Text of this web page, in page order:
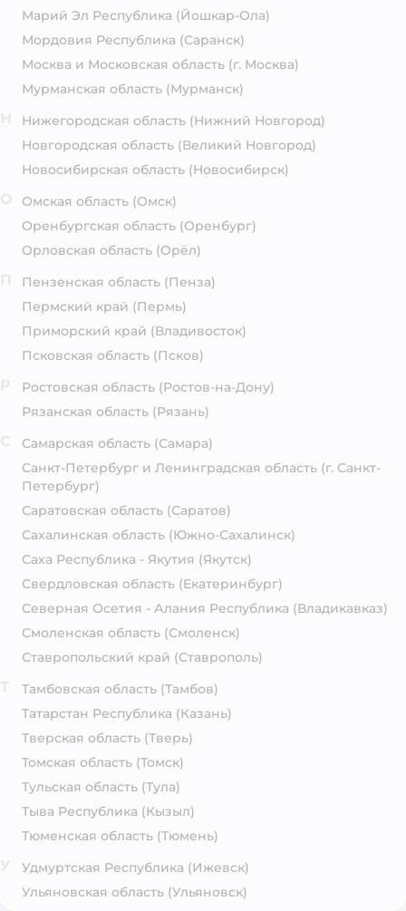
Марий Эл Республика (Йошкар-Ола)
Мордовия Республика (Саранск)
Москва и Московская область (г. Москва)
Мурманская область (Мурманск)
Нижегородская область (Нижний Новгород)
Новгородская область (Великий Новгород)
Новосибирская область (Новосибирск)
Омская область (Омск)
Оренбургская область (Оренбург)
Орловская область (Орёл)
Пензенская область (Пенза)
Пермский край (Пермь)
Приморский край (Владивосток)
Псковская область (Псков)
Ростовская область (Ростов-на-Дону)
Рязанская область (Рязань)
Самарская область (Самара)
Санкт-Петербург и Ленинградская область (г. Санкт-
Петербург)
Саратовская область (Саратов)
Сахалинская область (Южно-Сахалинск)
Саха Республика - Якутия (Якутск)
Свердловская область (Екатеринбург)
Северная Осетия - Алания Республика (Владикавказ)
Смоленская область (Смоленск)
Ставропольский край (Ставрополь)
Тамбовская область (Тамбов)
Татарстан Республика (Казань)
Тверская область (Тверь)
Томская область (Томск)
Тульская область (Тула)
Тыва Республика (Кызыл)
Тюменская область (Тюмень)
Удмуртская Республика (Ижевск)
Ульяновская область (Ульяновск)